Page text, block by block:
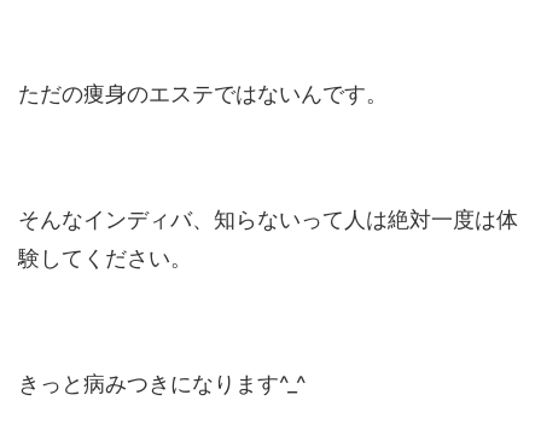
ただの痩身のエステではないんです。
そんなインディバ、知らないって人は絶対一度は体
験してください。
きっと病みつきになります^_^